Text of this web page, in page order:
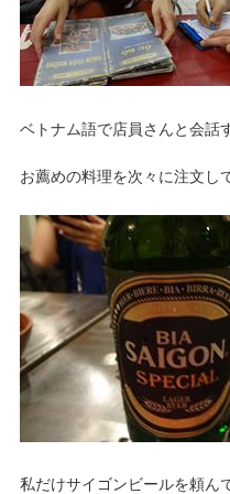
ベトナム語で店員さんと会話
お薦めの料理を次々に注文し
私だけサイゴンビールを頼ん